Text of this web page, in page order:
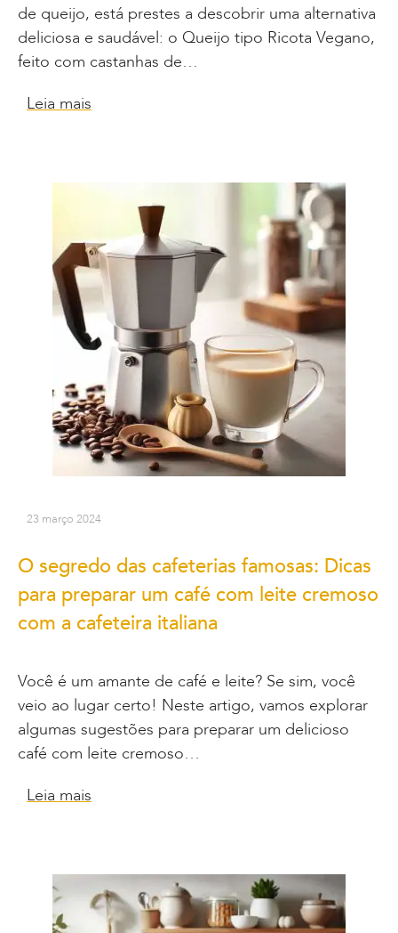
de queijo, está prestes a descobrir uma alternativa
deliciosa e saudável: o Queijo tipo Ricota Vegano,
feito com castanhas de…
Leia mais
23 março 2024
O segredo das cafeterias famosas: Dicas
para preparar um café com leite cremoso
com a cafeteira italiana
Você é um amante de café e leite? Se sim, você
veio ao lugar certo! Neste artigo, vamos explorar
algumas sugestões para preparar um delicioso
café com leite cremoso…
Leia mais